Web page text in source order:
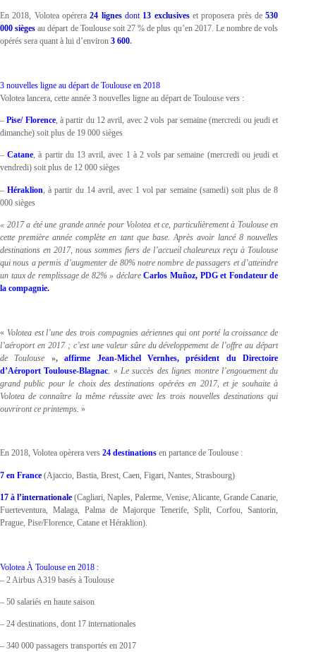
En 2018, Volotea opérera24 lignes dont13 exclusiveset proposera près de530
000 sièges au départ de Toulouse soit 27 % de plus qu’en 2017. Le nombre de vols
opérés sera quant à lui d’environ 3 600.
3 nouvelles ligne au départ de Toulouse en 2018
Volotea lancera, cette année 3 nouvelles ligne au départ de Toulouse vers :
–Pise/ Florence, à partir du 12 avril, avec 2 vols par semaine (mercredi ou jeudi et
dimanche) soit plus de 19 000 sièges
– Catane, à partir du 13 avril, avec 1 à 2 vols par semaine (mercredi ou jeudi et
vendredi) soit plus de 12 000 sièges
–Héraklion , à partir du 14 avril, avec 1 vol par semaine (samedi) soit plus de 8
000 sièges
« 2017 a été une grande année pour Volotea et ce, particulièrement à Toulouse en
cette première année complète en tant que base. Après avoir lancé 8 nouvelles
destinations en 2017, nous sommes fiers de l’accueil chaleureux reçu à Toulouse
qui nous a permis d’augmenter de 80% notre nombre de passagers et d’atteindre
un taux de remplissage de 82% » déclareCarlos Muñoz, PDG et Fondateur de
la compagnie.
« Volotea est l’une des trois compagnies aériennes qui ont porté la croissance de
l’aéroport en 2017 ; c’est une valeur sûre du développement de l’offre au départ
de Toulouse
»,affirme Jean-Michel Vernhes, président du Directoire
d’Aéroport Toulouse-Blagnac « Le succès des lignes montre l’engouement du
grand public pour le choix des destinations opérées en 2017, et je souhaite à
Volotea de connaître la même réussite avec les trois nouvelles destinations qui
ouvriront ce printemps. »
En 2018, Volotea opèrera vers 24 destinations en partance de Toulouse :
7 en France (Ajaccio, Bastia, Brest, Caen, Figari, Nantes, Strasbourg)
17 à l’internationale (Cagliari, Naples, Palerme, Venise, Alicante, Grande Canarie,
Fuerteventura, Malaga, Palma de Majorque Tenerife, Split, Corfou, Santorin,
Prague, Pise/Florence, Catane et Héraklion).
Volotea À Toulouse en 2018 :
– 2 Airbus A319 basés à Toulouse
– 50 salariés en haute saison
– 24 destinations, dont 17 internationales
– 340 000 passagers transportés en 2017